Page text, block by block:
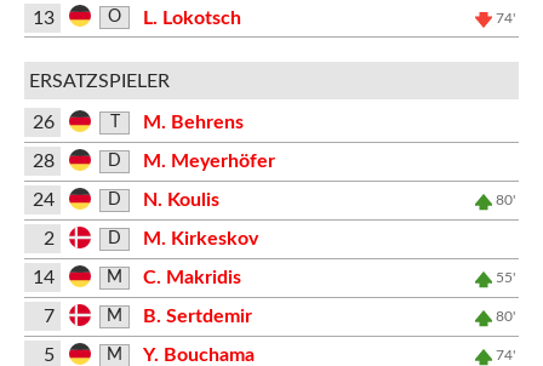
13
O L. Lokotsch 74'
ERSATZSPIELER
26
M. Behrens
28
D
M. Meyerhöfer
24
D N. Koulis 80'
2 D
M. Kirkeskov
14
M C. Makridis 55'
7 M B. Sertdemir 80'
5 M Y. Bouchama 74'